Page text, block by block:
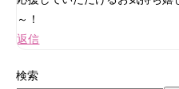
～！
返信
検索